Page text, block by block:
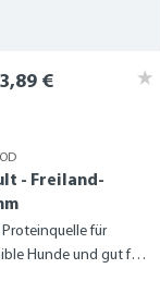
- Freiland-
Proteinquelle für
Hunde und gut für
€